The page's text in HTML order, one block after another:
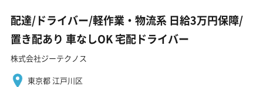
配達/ドライバー/軽作業・物流系 日給3万円保障/
置き配あり 車なしOK 宅配ドライバー
株式会社ジーテクノス
東京都 江戸川区